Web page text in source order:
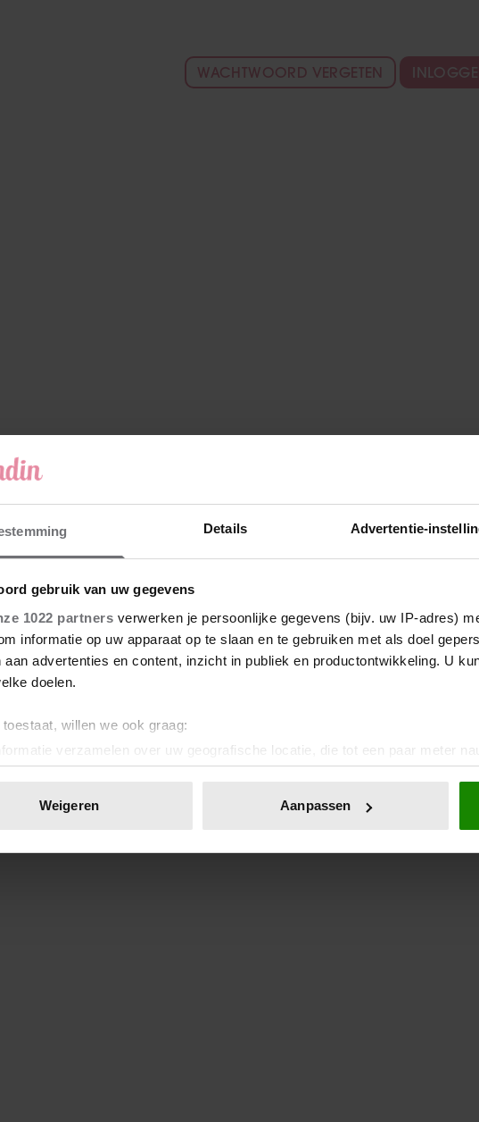
Details Advertentie-
gebruik van uw gegevens
1022 partners verwerken je persoonlijke gegevens (bijv. uw IP-adres)
informatie op uw apparaat op te slaan en te gebruiken met als doel
aan advertenties en content, inzicht in publiek en productontwikkeling. U
doelen.
willen we ook graag:
verzamelen over uw geografische locatie, die tot een paar meter
apparaat identificeren door het actief te scannen op specifieke
op elk moment wijzigen of intrekken in de Cookieverklaring.
cookies om content en advertenties te personaliseren, om functies
en analyse. Deze partners kunnen deze gegevens combineren
of die ze hebben verzameld op basis van uw gebruik van hun services. U
Weigeren Aanpassen
WACHTWOORD VERGETEN